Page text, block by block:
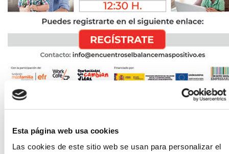
Esta página web usa cookies
Las cookies de este sitio web se usan para personalizar el
Cruz Roja 2021